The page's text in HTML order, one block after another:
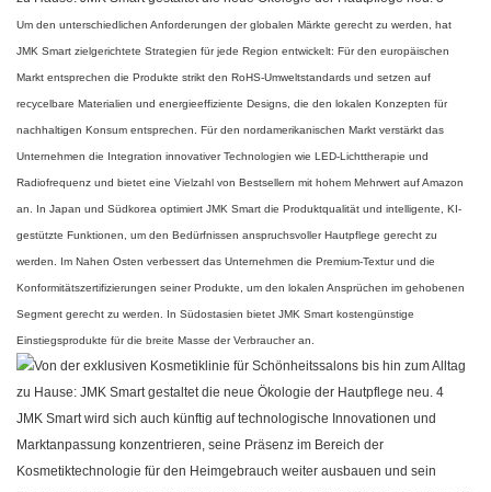
Um den unterschiedlichen Anforderungen der globalen Märkte gerecht zu werden, hat
JMK Smart zielgerichtete Strategien für jede Region entwickelt: Für den europäischen
Markt entsprechen die Produkte strikt den RoHS-Umweltstandards und setzen auf
recycelbare Materialien und energieeffiziente Designs, die den lokalen Konzepten für
nachhaltigen Konsum entsprechen. Für den nordamerikanischen Markt verstärkt das
Unternehmen die Integration innovativer Technologien wie LED-Lichttherapie und
Radiofrequenz und bietet eine Vielzahl von Bestsellern mit hohem Mehrwert auf Amazon
an. In Japan und Südkorea optimiert JMK Smart die Produktqualität und intelligente, KI-
gestützte Funktionen, um den Bedürfnissen anspruchsvoller Hautpflege gerecht zu
werden. Im Nahen Osten verbessert das Unternehmen die Premium-Textur und die
Konformitätszertifizierungen seiner Produkte, um den lokalen Ansprüchen im gehobenen
Segment gerecht zu werden. In Südostasien bietet JMK Smart kostengünstige
Einstiegsprodukte für die breite Masse der Verbraucher an.
JMK Smart wird sich auch künftig auf technologische Innovationen und
Marktanpassung konzentrieren, seine Präsenz im Bereich der
Kosmetiktechnologie für den Heimgebrauch weiter ausbauen und sein